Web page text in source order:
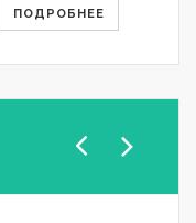
ПОДРОБНЕЕ